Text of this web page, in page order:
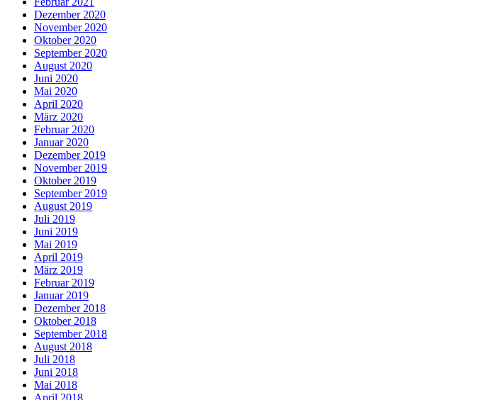
Dezember 2020
November 2020
Oktober 2020
September 2020
August 2020
Juni 2020
Mai 2020
April 2020
März 2020
Februar 2020
Januar 2020
Dezember 2019
November 2019
Oktober 2019
September 2019
August 2019
Juli 2019
Juni 2019
Mai 2019
April 2019
März 2019
Februar 2019
Januar 2019
Dezember 2018
Oktober 2018
September 2018
August 2018
Juli 2018
Juni 2018
Mai 2018
April 2018